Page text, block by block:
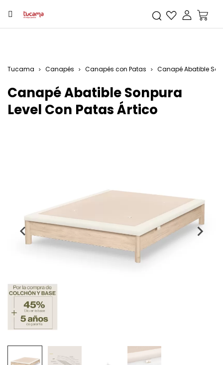
Tucama Canapés Canapés con Patas Canapé Abatible
Canapé Abatible Sonpura
Level Con Patas Ártico